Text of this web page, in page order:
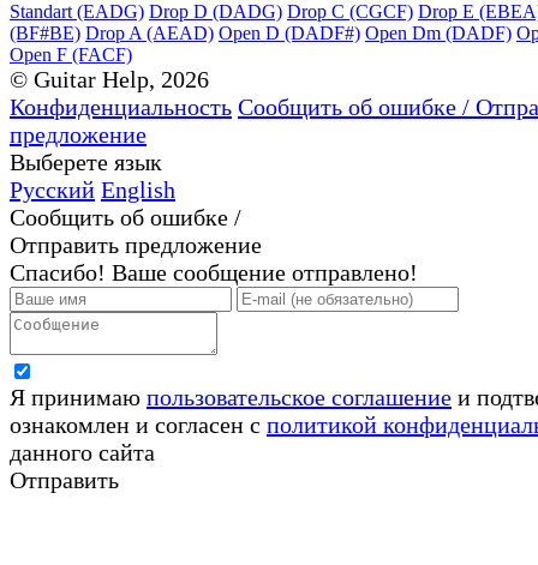
Standart (EADG) Drop D (DADG) Drop C (CGCF) Drop E
(BF#BE) Drop A (AEAD) Open D (DADF#) Open Dm (DADF)
Open F (FACF)
© Guitar Help, 2026
Конфиденциальность Сообщить об ошибке /
предложение
Выберете язык
Русский English
Сообщить об ошибке /
Отправить предложение
Спасибо! Ваше сообщение отправлено!
Я принимаю пользовательское соглашение и
ознакомлен и согласен с политикой
данного сайта
Отправить